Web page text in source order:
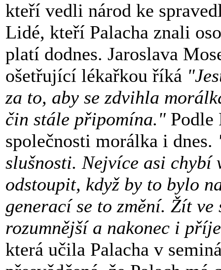
kteří vedli národ ke
Lidé, kteří Palacha znali
platí dodnes. Jaroslava
ošetřující lékařkou říká
za to, aby se zdvihla
čin stále připomína." Podle
společnosti morálka i dnes.
slušnosti. Nejvíce asi chybí
odstoupit, když by to bylo
generací se to změní. Žít
rozumnější a nakonec i
která učila Palacha v